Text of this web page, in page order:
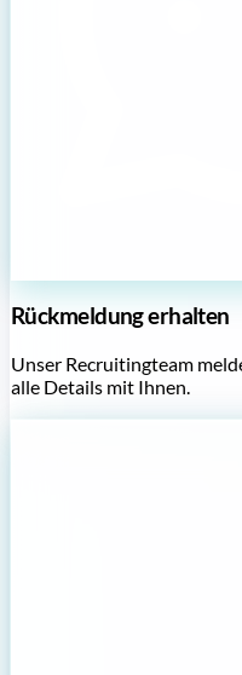
Rückmeldung erhalten
Unser Recruitingteam
alle Details mit Ihnen.